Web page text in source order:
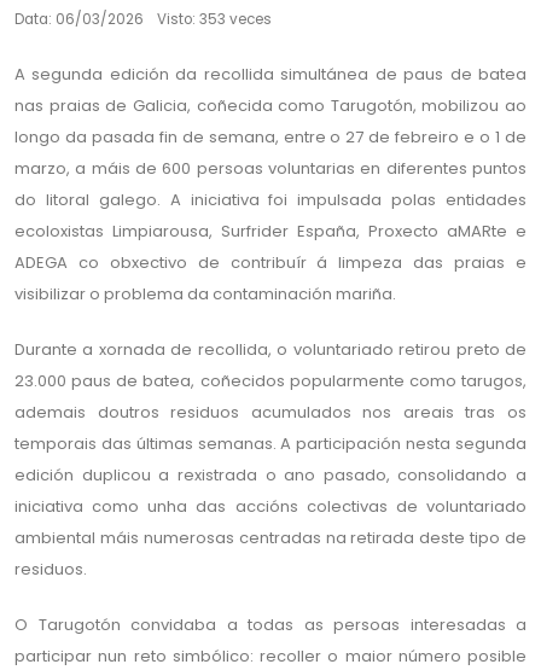
Data: 06/03/2026 Visto: 353 veces
A segunda edición da recollida simultánea de paus de batea
nas praias de Galicia, coñecida como Tarugotón, mobilizou ao
longo da pasada fin de semana, entre o 27 de febreiro e o 1 de
marzo, a máis de 600 persoas voluntarias en diferentes puntos
do litoral galego. A iniciativa foi impulsada polas entidades
ecoloxistas Limpiarousa, Surfrider España, Proxecto aMARte e
ADEGA co obxectivo de contribuír á limpeza das praias e
visibilizar o problema da contaminación mariña.
Durante a xornada de recollida, o voluntariado retirou preto de
23.000 paus de batea, coñecidos popularmente como tarugos,
ademais doutros residuos acumulados nos areais tras os
temporais das últimas semanas. A participación nesta segunda
edición duplicou a rexistrada o ano pasado, consolidando a
iniciativa como unha das accións colectivas de voluntariado
ambiental máis numerosas centradas na retirada deste tipo de
residuos.
O Tarugotón convidaba a todas as persoas interesadas a
participar nun reto simbólico: recoller o maior número posible